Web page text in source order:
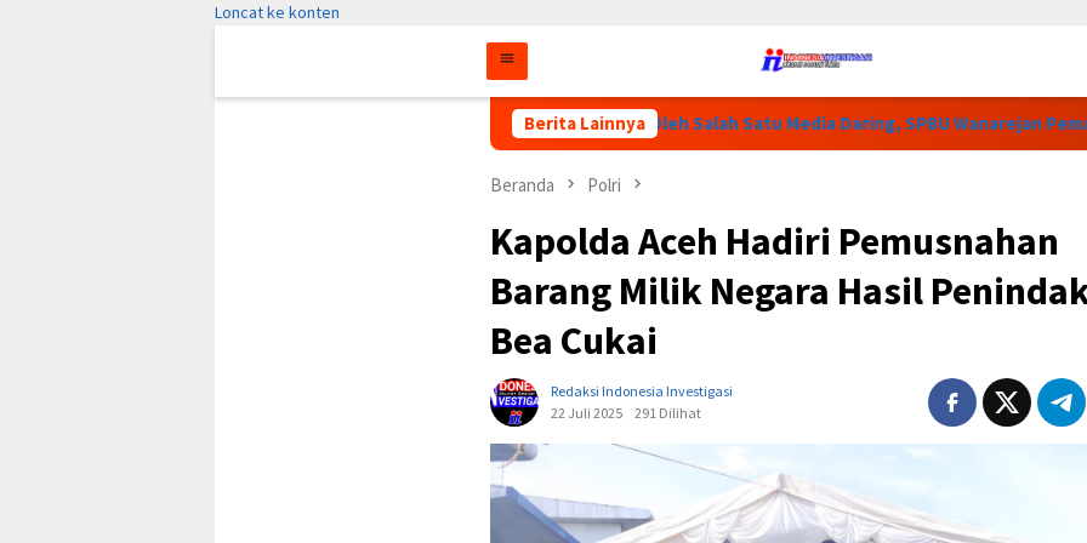
Loncat ke konten
Berita Lainnya
Pemberitaan Sepihak Oleh Salah Satu Media Daring, SPBU Wanarejan Pemalang
Beranda Polri
Kapolda Aceh Hadiri Pemusnahan
Barang Milik Negara Hasil
Bea Cukai
Redaksi Indonesia Investigasi
22 Juli 2025
291 Dilihat